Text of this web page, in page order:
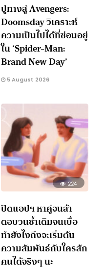
ปูทางสู่ Avengers:
Doomsday วิเคราะห์
ความเป็นไปได้ที่ซ่อนอยู่
ใน ‘Spider-Man:
Brand New Day’
5 August 2026
224
ปัดแอปฯ หาคู่จนล้า
ตอบวนซ้ำเดิมจนเบื่อ
ทำยังไงถึงจะเริ่มต้น
ความสัมพันธ์กับใครสัก
คนได้จริงๆ นะ